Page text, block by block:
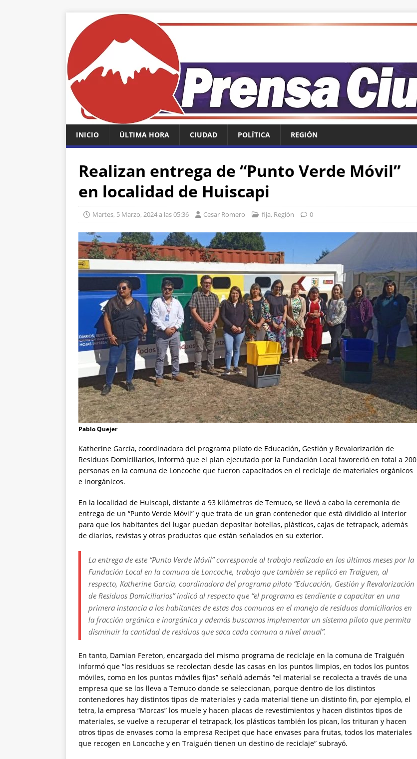
INICIO ÚLTIMA HORA CIUDAD POLÍTICA REGIÓN
Realizan entrega de “Punto Verde Móvil”
en localidad de Huiscapi
Martes, 5 Marzo, 2024 a las 05:36 Cesar Romero fija, Región 0
Pablo Quejer
Katherine García, coordinadora del programa piloto de Educación, Gestión y Revalorización de
Residuos Domiciliarios, informó que el plan ejecutado por la Fundación Local favoreció en total a 200
personas en la comuna de Loncoche que fueron capacitados en el reciclaje de materiales orgánicos
e inorgánicos.
En la localidad de Huiscapi, distante a 93 kilómetros de Temuco, se llevó a cabo la ceremonia de
entrega de un “Punto Verde Móvil” y que trata de un gran contenedor que está dividido al interior
para que los habitantes del lugar puedan depositar botellas, plásticos, cajas de tetrapack, además
de diarios, revistas y otros productos que están señalados en su exterior.
La entrega de este “Punto Verde Móvil” corresponde al trabajo realizado en los últimos meses por la
Fundación Local en la comuna de Loncoche, trabajo que también se replicó en Traiguen, al
respecto, Katherine García, coordinadora del programa piloto “Educación, Gestión y Revalorización
de Residuos Domiciliarios” indicó al respecto que “el programa es tendiente a capacitar en una
primera instancia a los habitantes de estas dos comunas en el manejo de residuos domiciliarios en
la fracción orgánica e inorgánica y además buscamos implementar un sistema piloto que permita
disminuir la cantidad de residuos que saca cada comuna a nivel anual”.
En tanto, Damian Fereton, encargado del mismo programa de reciclaje en la comuna de Traiguén
informó que “los residuos se recolectan desde las casas en los puntos limpios, en todos los puntos
móviles, como en los puntos móviles fijos” señaló además “el material se recolecta a través de una
empresa que se los lleva a Temuco donde se seleccionan, porque dentro de los distintos
contenedores hay distintos tipos de materiales y cada material tiene un distinto fin, por ejemplo, el
tetra, la empresa “Morcas” los muele y hacen placas de revestimientos y hacen distintos tipos de
materiales, se vuelve a recuperar el tetrapack, los plásticos también los pican, los trituran y hacen
otros tipos de envases como la empresa Recipet que hace envases para frutas, todos los materiales
que recogen en Loncoche y en Traiguén tienen un destino de reciclaje” subrayó.